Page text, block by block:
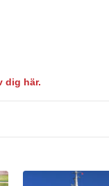
dig här.